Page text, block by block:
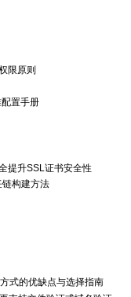
限原则
置手册
提升SSL证书安全性
构建方法
式的优缺点与选择指南